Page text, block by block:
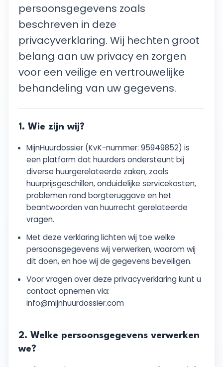
persoonsgegevens zoals
beschreven in deze
privacyverklaring. Wij hechten groot
belang aan uw privacy en zorgen
voor een veilige en vertrouwelijke
behandeling van uw gegevens.
1. Wie zijn wij?
MijnHuurdossier (KvK-nummer: 95949852) is
een platform dat huurders ondersteunt bij
diverse huurgerelateerde zaken, zoals
huurprijsgeschillen, onduidelijke servicekosten,
problemen rond borgteruggave en het
beantwoorden van huurrecht gerelateerde
vragen.
Met deze verklaring lichten wij toe welke
persoonsgegevens wij verwerken, waarom wij
dit doen, en hoe wij de gegevens beveiligen.
Voor vragen over deze privacyverklaring kunt u
contact opnemen via:
info@mijnhuurdossier.com
2. Welke persoonsgegevens verwerken
we?